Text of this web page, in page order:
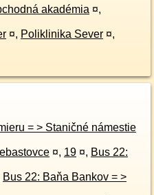
akadémia ¤,
¤, Poliklinika Sever ¤,
Tram 6: Námestie Maratónu mieru = > Staničné námestie
Podhradová = > Šebastovce ¤, 19 ¤, Bus 22:
Bus 22: Baňa Bankov = >